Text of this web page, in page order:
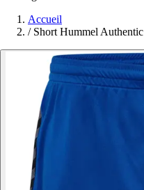
Accueil
/ Short Hummel Authentic